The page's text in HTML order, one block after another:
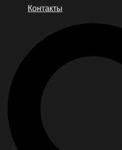
Контакты